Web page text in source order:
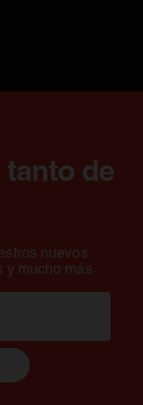
tanto de
nuevos
y mucho más